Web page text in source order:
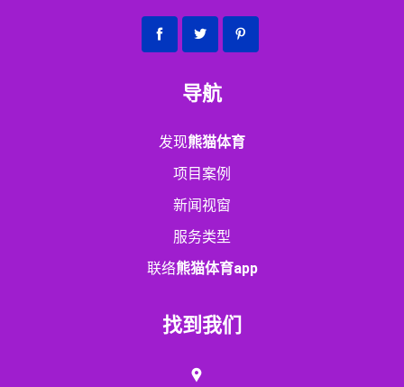
导航
发现熊猫体育
项目案例
新闻视窗
服务类型
联络熊猫体育app
找到我们